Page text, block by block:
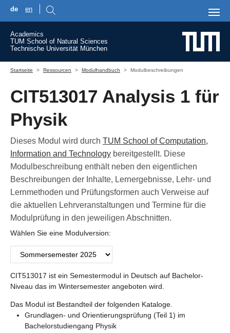
de en
Academics
TUM School of Natural Sciences
Technische Universität München
Startseite
Ressourcen Modulhandbuch Modulbeschreibungen
CIT513017 Analysis 1 für
Physik
Dieses Modul wird durch TUM School of Computation,
Information and Technology bereitgestellt. Diese
Modulbeschreibung enthält neben den eigentlichen
Beschreibungen der Inhalte, Lernergebnisse, Lehr- und
Lernmethoden und Prüfungsformen auch Verweise auf
die aktuellen Lehrveranstaltungen und Termine für die
Modulprüfung in den jeweiligen Abschnitten.
Wählen Sie eine Modulversion:
CIT513017 ist ein Semestermodul in Deutsch auf Bachelor-
Niveau das im Wintersemester angeboten wird.
Das Modul ist Bestandteil der folgenden Kataloge.
Grundlagen- und Orientierungsprüfung (Teil 1) im
Bachelorstudiengang Physik